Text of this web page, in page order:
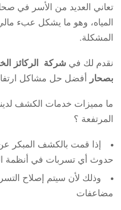
تعاني العديد من الأسر في
المياه، وهو ما يشكل عبء
المشكلة.
نقدم لك في شركة الركائز
بصحار
أفضل حل مشاكل ارتفاع
ما مميزات خدمات الكشف لدينا
المرتفعة ؟
إذا قمت بالكشف المبكر
حدوث أي تسربات في أنظمة
وذلك لأن سيتم إصلاح
مضاعفات